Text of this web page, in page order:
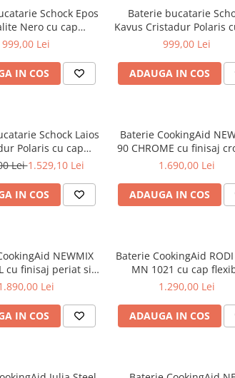
Schock Epos
Nero cu cap
aspect granit,
999,00 Lei
IN COS
Baterie bucatarie
Kavus Cristadur Polaris
extractibil, aspect
999,00 Lei
ADAUGA IN COS
Schock Laios
Polaris cu cap
aspect granit,
Lei1.529,10 Lei
IN COS
Baterie CookingAid
90 CHROME cu finisaj
si furtun dus1.690,00 Lei
ADAUGA IN COS
NEWMIX
cu finisaj periat si
dus retractabil /
Lei
IN COS
Baterie CookingAid RODI
MN 1021 cu cap
detasabil + buton
finisaj Cromat
1.290,00 Lei
ADAUGA IN COS